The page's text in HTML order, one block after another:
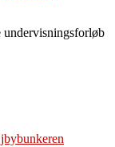
undervisningsforløb